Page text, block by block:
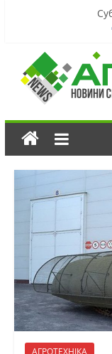
АГРОТЕХНІКА